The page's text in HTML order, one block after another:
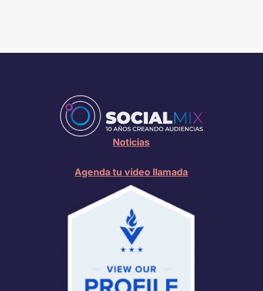
Noticias
Agenda tu video llamada